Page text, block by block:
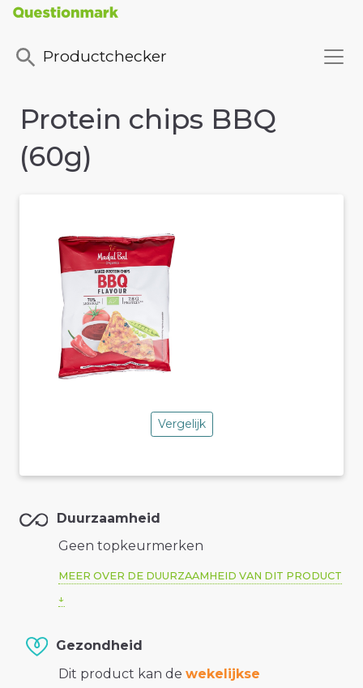
Productchecker
Protein chips BBQ
(60g)
Vergelijk
Duurzaamheid
Geen topkeurmerken
MEER OVER DE DUURZAAMHEID VAN DIT PRODUCT
Gezondheid
Dit product kan de wekelijkse